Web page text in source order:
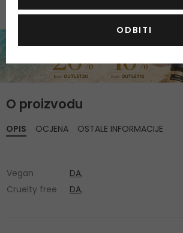
O proizvodu
OPIS
Vegan DA,
Cruelty free
DA,
OCJENA OSTALE INFORMACIJE
ODBITI